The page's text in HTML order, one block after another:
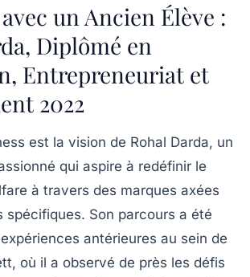
un Ancien Élève :
Diplômé en
Entrepreneuriat et
2022
est la vision de Rohal Darda, un
qui aspire à redéfinir le
à travers des marques axées
spécifiques. Son parcours a été
antérieures au sein de
où il a observé de près les défis